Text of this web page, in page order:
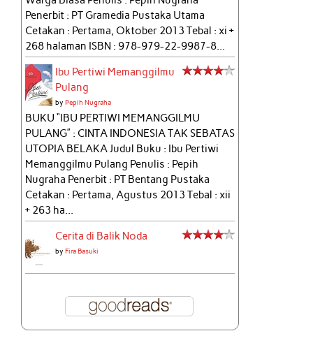
Penerbit : PT Gramedia Pustaka Utama
Cetakan : Pertama, Oktober 2013 Tebal : xi +
268 halaman ISBN : 978-979-22-9987-8...
Ibu Pertiwi Memanggilmu
Pulang
byPepih Nugraha
BUKU “IBU PERTIWI MEMANGGILMU
PULANG” : CINTA INDONESIA TAK SEBATAS
UTOPIA BELAKA Judul Buku : Ibu Pertiwi
Memanggilmu Pulang Penulis : Pepih
Nugraha Penerbit : PT Bentang Pustaka
Cetakan : Pertama, Agustus 2013 Tebal : xii
+ 263 ha...
Cerita di Balik Noda
byFira Basuki